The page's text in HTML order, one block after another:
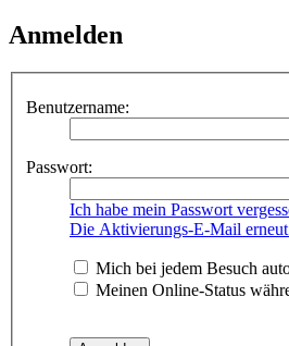
Anmelden
Benutzername:
Passwort:
Ich habe mein Passwort
Die Aktivierungs-E-Mail erneut
Mich bei jedem Besuch
Meinen Online-Status